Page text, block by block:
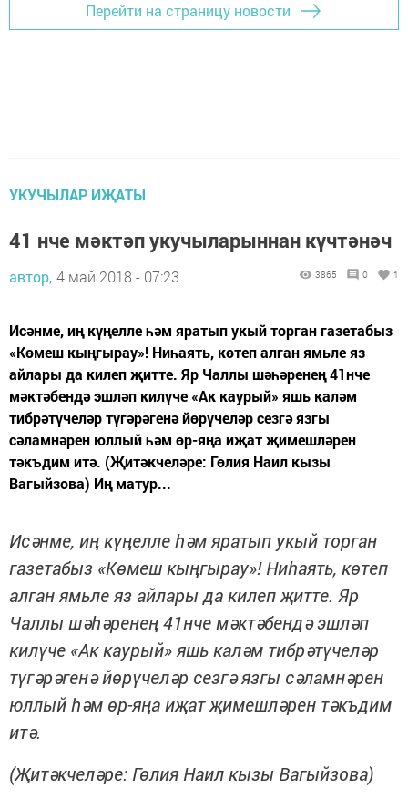
Перейти на страницу новости
УКУЧЫЛАР ИҖАТЫ
41 нче мәктәп укучыларыннан күчтәнәч
автор, 4 май 2018 - 07:23 3865 0 1
Исәнме, иң күңелле һәм яратып укый торган газетабыз
«Көмеш кыңгырау»! Ниһаять, көтеп алган ямьле яз
айлары да килеп җитте. Яр Чаллы шәһәренең 41нче
мәктәбендә эшләп килүче «Ак каурый» яшь каләм
тибрәтүчеләр түгәрәгенә йөрүчеләр сезгә язгы
сәламнәрен юллый һәм өр-яңа иҗат җимешләрен
тәкъдим итә. (Җитәкчеләре: Гөлия Наил кызы
Вагыйзова) Иң матур...
Исәнме, иң күңелле һәм яратып укый торган
газетабыз «Көмеш кыңгырау»! Ниһаять, көтеп
алган ямьле яз айлары да килеп җитте. Яр
Чаллы шәһәренең 41нче мәктәбендә эшләп
килүче «Ак каурый» яшь каләм тибрәтүчеләр
түгәрәгенә йөрүчеләр сезгә язгы сәламнәрен
юллый һәм өр-яңа иҗат җимешләрен тәкъдим
итә.
(Җитәкчеләре: Гөлия Наил кызы Вагыйзова)